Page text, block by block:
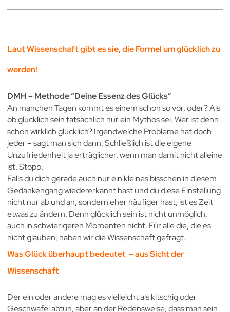
Laut Wissenschaft gibt es sie, die Formel um glücklich zu
werden!
DMH – Methode “Deine Essenz des Glücks”
An manchen Tagen kommt es einem schon so vor, oder? Als
ob glücklich sein tatsächlich nur ein Mythos sei. Wer ist denn
schon wirklich glücklich? Irgendwelche Probleme hat doch
jeder – sagt man sich dann. Schließlich ist die eigene
Unzufriedenheit ja erträglicher, wenn man damit nicht alleine
ist. Stopp.
Falls du dich gerade auch nur ein kleines bisschen in diesem
Gedankengang wiedererkannt hast und du diese Einstellung
nicht nur ab und an, sondern eher häufiger hast, ist es Zeit
etwas zu ändern. Denn glücklich sein ist nicht unmöglich,
auch in schwierigeren Momenten nicht. Für alle die, die es
nicht glauben, haben wir die Wissenschaft gefragt.
Was Glück überhaupt bedeutet – aus Sicht der
Wissenschaft
Der ein oder andere mag es vielleicht als kitschig oder
Geschwafel abtun, aber an der Redensweise, dass man sein